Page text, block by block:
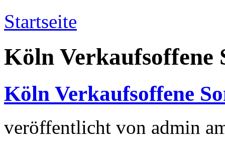
Startseite
Köln Verkaufsoffene
Köln Verkaufsoffene
veröffentlicht von admin